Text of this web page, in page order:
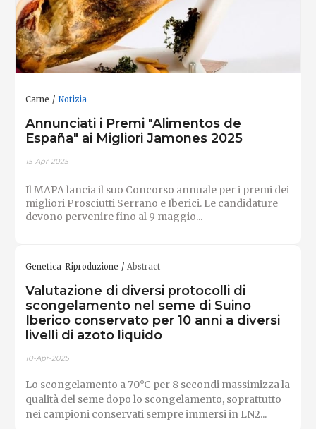
Carne Notizia
Annunciati i Premi "Alimentos de
España" ai Migliori Jamones 2025
15-Apr-2025
Il MAPA lancia il suo Concorso annuale per i premi dei
migliori Prosciutti Serrano e Iberici. Le candidature
devono pervenire fino al 9 maggio...
Genetica-Riproduzione Abstract
Valutazione di diversi protocolli di
scongelamento nel seme di Suino
Iberico conservato per 10 anni a diversi
livelli di azoto liquido
10-Apr-2025
Lo scongelamento a 70°C per 8 secondi massimizza la
qualità del seme dopo lo scongelamento, soprattutto
nei campioni conservati sempre immersi in LN2...